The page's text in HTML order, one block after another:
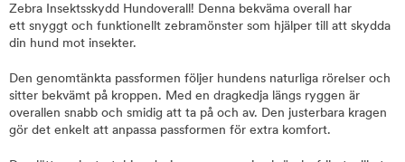
Zebra Insektsskydd Hundoverall! Denna bekväma overall har
ett snyggt och funktionellt zebramönster som hjälper till att skydda
din hund mot insekter.
Den genomtänkta passformen följer hundens naturliga rörelser och
sitter bekvämt på kroppen. Med en dragkedja längs ryggen är
overallen snabb och smidig att ta på och av. Den justerbara kragen
gör det enkelt att anpassa passformen för extra komfort.